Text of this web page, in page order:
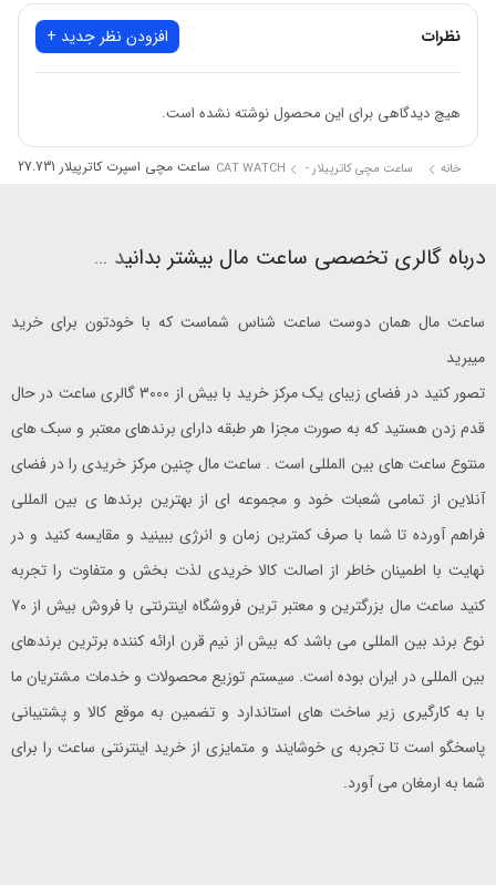
نظرات افزودن نظر جدید +
هیچ دیدگاهی برای این محصول نوشته نشده است.
خانه ساعت مچی کاترپیلار - CAT WATCH ساعت مچی اسپرت کاترپیلار QB.163.27.731
درباه گالری تخصصی ساعت مال بیشتر بدانید …
ساعت مال همان دوست ساعت شناس شماست که با خودتون برای خرید
میبرید
تصور کنید در فضای زیبای یک مرکز خرید با بیش از 3000 گالری ساعت در حال
قدم زدن هستید که به صورت مجزا هر طبقه دارای برندهای معتبر و سبک های
منتوع ساعت های بین المللی است . ساعت مال چنین مرکز خریدی را در فضای
آنلاین از تمامی شعبات خود و مجموعه ای از بهترین برندها ی بین المللی
فراهم آورده تا شما با صرف کمترین زمان و انرژی ببینید و مقایسه کنید و در
نهایت با اطمینان خاطر از اصالت کالا خریدی لذت بخش و متفاوت را تجربه
کنید ساعت مال بزرگترین و معتبر ترین فروشگاه اینترنتی با فروش بیش از 70
نوع برند بین المللی می باشد که بیش از نیم قرن ارائه کننده برترین برندهای
بین المللی در ایران بوده است. سیستم توزیع محصولات و خدمات مشتریان ما
با به کارگیری زیر ساخت های استاندارد و تضمین به موقع کالا و پشتیبانی
پاسخگو است تا تجربه ی خوشایند و متمایزی از خرید اینترنتی ساعت را برای
شما به ارمغان می آورد.